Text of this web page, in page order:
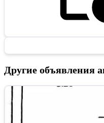
Другие объявления